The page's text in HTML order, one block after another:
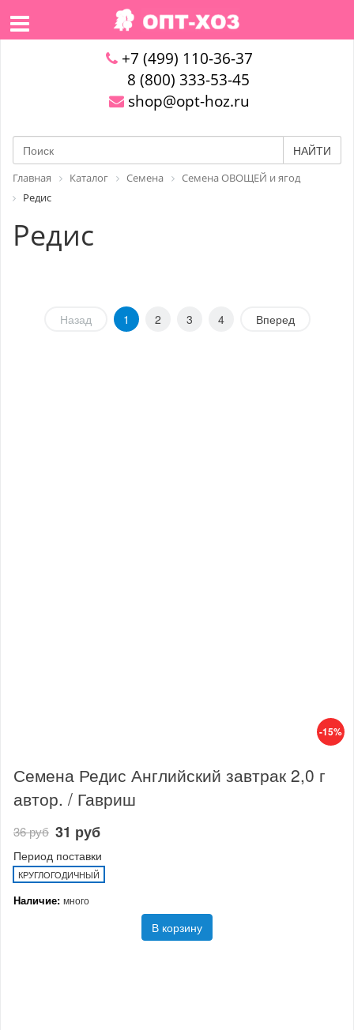
+7 (499) 110-36-37
8 (800) 333-53-45
shop@opt-hoz.ru
НАЙТИ
Главная Каталог Семена
Семена ОВОЩЕЙ и ягод
Редис
Редис
Назад 1 2 3 4 Вперед
-15%
Семена Редис Английский завтрак 2,0 г
автор. / Гавриш
36 руб 31 руб
Период поставки
КРУГЛОГОДИЧНЫЙ
Наличие: много
В корзину